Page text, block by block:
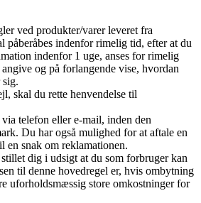
ved produkter/varer leveret fra
påberåbes indenfor rimelig tid, efter at du
indenfor 1 uge, anses for rimelig
og på forlangende vise, hvordan
skal du rette henvendelse til
telefon eller e-mail, inden den
Du har også mulighed for at aftale en
en snak om reklamationen.
dig i udsigt at du som forbruger kan
til denne hovedregel er, hvis ombytning
uforholdsmæssig store omkostninger for